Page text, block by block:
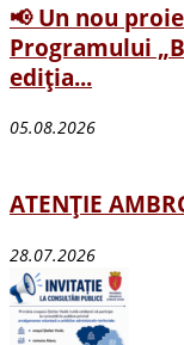
📢 Un nou
Programului
ediția...
05.08.2026
ATENȚIE
28.07.2026